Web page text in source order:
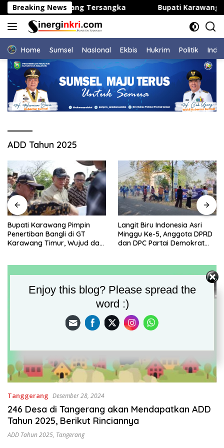
Langsung
ke
konten
Breaking News
Dua Orang Tersangka Bupati Karawang
Home Sumsel NasIonal Ekbis Hukrim Politik
ADD Tahun 2025
Bupati Karawang Pimpin
Penertiban Bangli di GT
Karawang Timur, Wujud dari
Langit Biru Indonesia Asri
Minggu Ke-5, Anggota DPRD
dan DPC Partai Demokrat
Tanggerang Desember 28, 2024
246 Desa di Tangerang akan Mendapatkan ADD
Tahun 2025, Berikut Rinciannya
ADD Tahun 2025, Tangerang
Enjoy this blog? Please spread the
word :)